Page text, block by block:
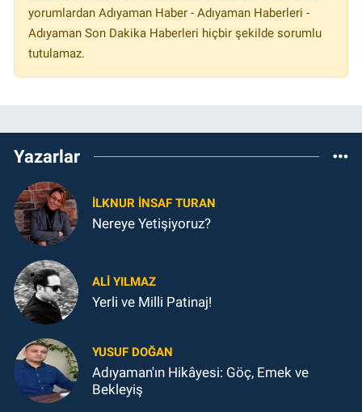
yorumlardan Adıyaman Haber - Adıyaman Haberleri -
Adıyaman Son Dakika Haberleri hiçbir şekilde sorumlu
tutulamaz.
Yazarlar
İLKNUR İNSAF TURAN
Nereye Yetişiyoruz?
ALI YILMAZ
Yerli ve Milli Patinaj!
YUSUF DOĞAN
Adıyaman'ın Hikâyesi: Göç, Emek ve
Bekleyiş